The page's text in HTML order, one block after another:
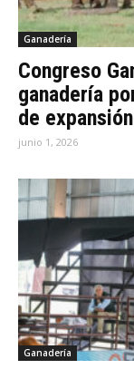
Ganadería
Congreso
ganadería
de
junio 1, 2026
Ganadería